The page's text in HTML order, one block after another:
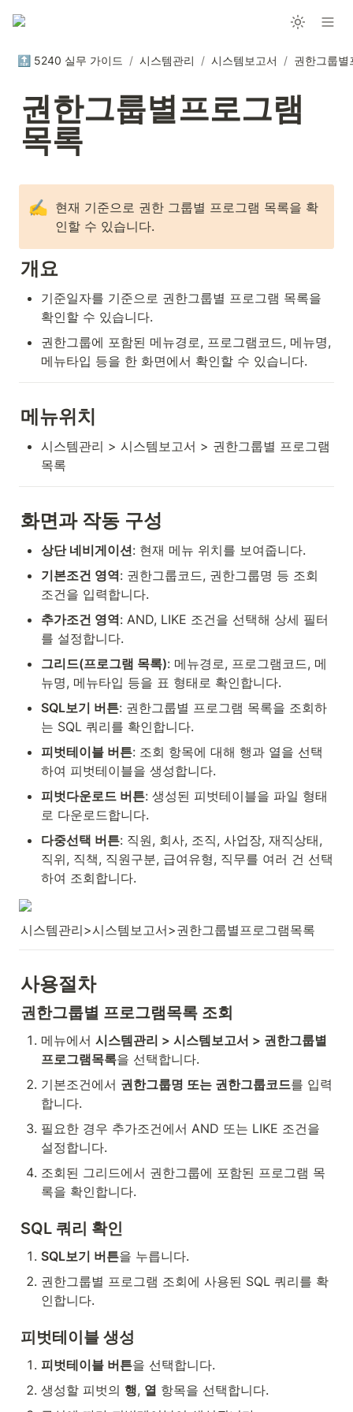
🔝 5240 실무 가이드 / 시스템관리 / 시스템보고서 / 권한그룹별
권한그룹별프로그램
목록
✍️ 현재 기준으로 권한 그룹별 프로그램 목록을 확
인할 수 있습니다.
개요
기준일자를 기준으로 권한그룹별 프로그램 목록을
확인할 수 있습니다.
권한그룹에 포함된 메뉴경로, 프로그램코드, 메뉴명,
메뉴타입 등을 한 화면에서 확인할 수 있습니다.
메뉴위치
시스템관리 > 시스템보고서 > 권한그룹별 프로그램
목록
화면과 작동 구성
상단 네비게이션: 현재 메뉴 위치를 보여줍니다.
기본조건 영역: 권한그룹코드, 권한그룹명 등 조회
조건을 입력합니다.
추가조건 영역: AND, LIKE 조건을 선택해 상세 필터
를 설정합니다.
그리드(프로그램 목록): 메뉴경로, 프로그램코드, 메
뉴명, 메뉴타입 등을 표 형태로 확인합니다.
SQL보기 버튼: 권한그룹별 프로그램 목록을 조회하
는 SQL 쿼리를 확인합니다.
피벗테이블 버튼: 조회 항목에 대해 행과 열을 선택
하여 피벗테이블을 생성합니다.
피벗다운로드 버튼: 생성된 피벗테이블을 파일 형태
로 다운로드합니다.
다중선택 버튼: 직원, 회사, 조직, 사업장, 재직상태,
직위, 직책, 직원구분, 급여유형, 직무를 여러 건 선택
하여 조회합니다.
시스템관리>시스템보고서>권한그룹별프로그램목록
사용절차
권한그룹별 프로그램목록 조회
메뉴에서 시스템관리 > 시스템보고서 > 권한그룹별
프로그램목록을 선택합니다.
기본조건에서 권한그룹명 또는 권한그룹코드를 입력
합니다.
필요한 경우 추가조건에서 AND 또는 LIKE 조건을
설정합니다.
조회된 그리드에서 권한그룹에 포함된 프로그램 목
록을 확인합니다.
SQL 쿼리 확인
SQL보기 버튼을 누릅니다.
권한그룹별 프로그램 조회에 사용된 SQL 쿼리를 확
인합니다.
피벗테이블 생성
피벗테이블 버튼을 선택합니다.
생성할 피벗의 행, 열 항목을 선택합니다.